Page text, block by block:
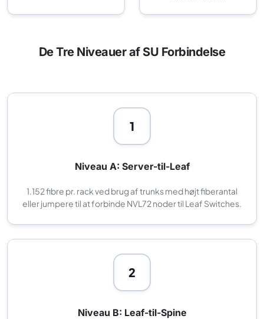
De Tre Niveauer af SU Forbindelse
1
Niveau A: Server-til-Leaf
1.152 fibre pr. rack ved brug af trunks med højt fiberantal
eller jumpere til at forbinde NVL72 noder til Leaf Switches.
2
Niveau B: Leaf-til-Spine